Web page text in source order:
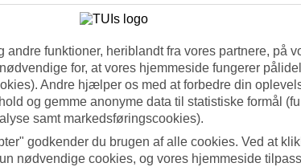
andre funktioner, heriblandt fra vores partnere, på
for, at vores hjemmeside fungerer
Andre hjælper os med at forbedre din
og gemme anonyme data til statistiske formål
samt markedsføringscookies).
godkender du brugen af alle cookies. Ved at
nødvendige cookies, og vores hjemmeside